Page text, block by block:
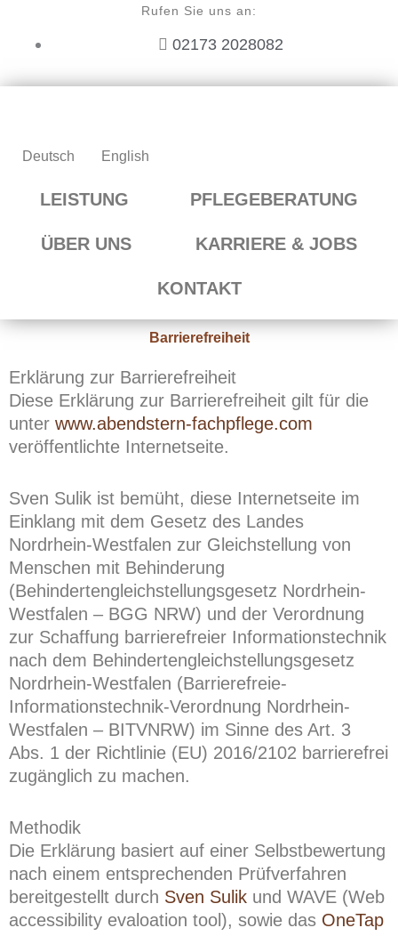
Rufen Sie uns an:
02173 2028082
Deutsch English
LEISTUNG PFLEGEBERATUNG
ÜBER UNS KARRIERE & JOBS
KONTAKT
Barrierefreiheit
Erklärung zur Barrierefreiheit
Diese Erklärung zur Barrierefreiheit gilt für die
unter www.abendstern-fachpflege.com
veröffentlichte Internetseite.
Sven Sulik ist bemüht, diese Internetseite im
Einklang mit dem Gesetz des Landes
Nordrhein-Westfalen zur Gleichstellung von
Menschen mit Behinderung
(Behindertengleichstellungsgesetz Nordrhein-
Westfalen – BGG NRW) und der Verordnung
zur Schaffung barrierefreier Informationstechnik
nach dem Behindertengleichstellungsgesetz
Nordrhein-Westfalen (Barrierefreie-
Informationstechnik-Verordnung Nordrhein-
Westfalen – BITVNRW) im Sinne des Art. 3
Abs. 1 der Richtlinie (EU) 2016/2102 barrierefrei
zugänglich zu machen.
Methodik
Die Erklärung basiert auf einer Selbstbewertung
nach einem entsprechenden Prüfverfahren
bereitgestellt durch Sven Sulik und WAVE (Web
accessibility evaloation tool), sowie das OneTap